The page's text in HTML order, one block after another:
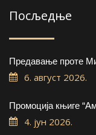
Посљедње
Предавање проте
6. август 2026.
Промоција књиге
4. јун 2026.